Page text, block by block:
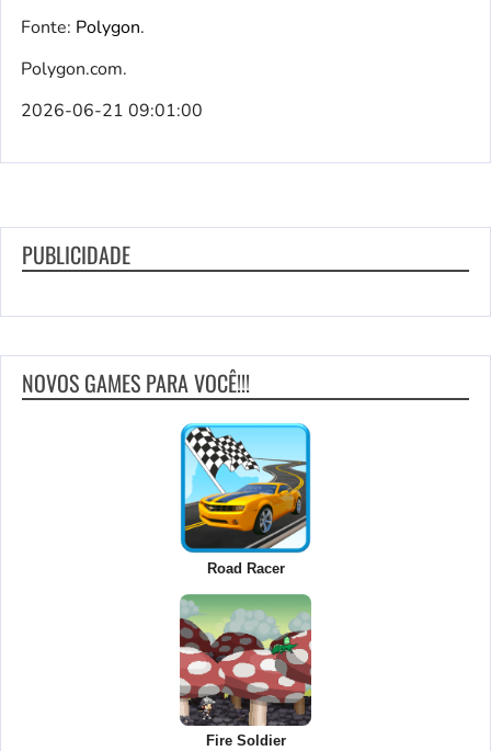
Fonte: Polygon.
Polygon.com.
2026-06-21 09:01:00
PUBLICIDADE
NOVOS GAMES PARA VOCÊ!!!
Road Racer
Fire Soldier